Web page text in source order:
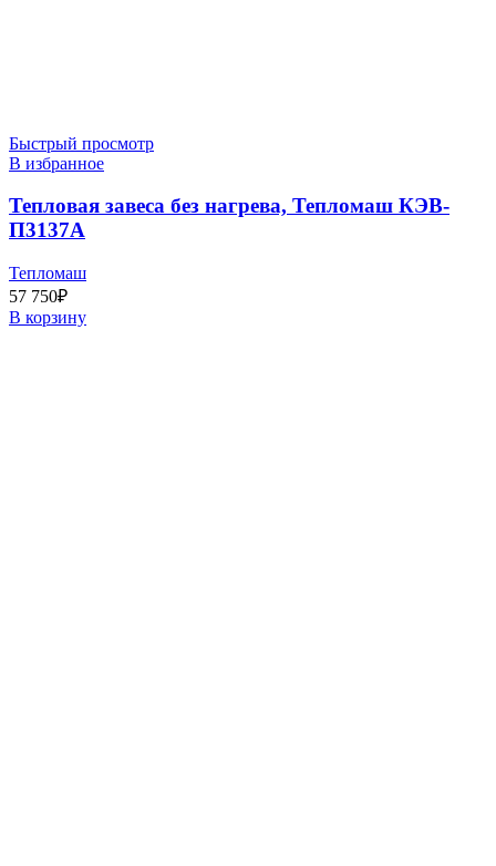
Быстрый просмотр
В избранное
Тепловая завеса без нагрева, Тепломаш КЭВ-
П3137A
Тепломаш
57 750₽
В корзину